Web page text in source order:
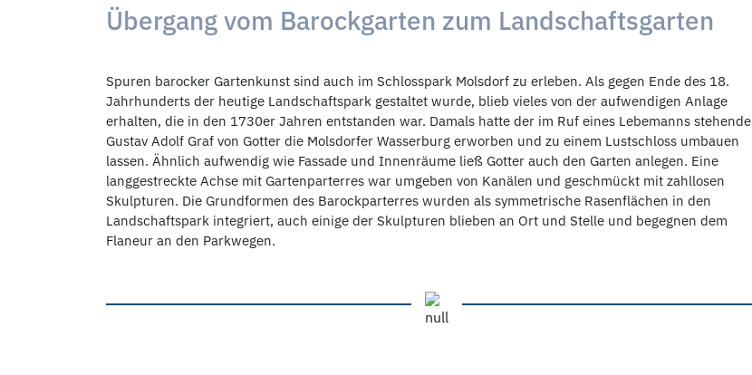
Übergang vom Barockgarten zum Landschaftsgarten
Spuren barocker Gartenkunst sind auch im Schlosspark Molsdorf zu erleben. Als gegen Ende des 18.
Jahrhunderts der heutige Landschaftspark gestaltet wurde, blieb vieles von der aufwendigen Anlage
erhalten, die in den 1730er Jahren entstanden war. Damals hatte der im Ruf eines Lebemanns stehende
Gustav Adolf Graf von Gotter die Molsdorfer Wasserburg erworben und zu einem Lustschloss umbauen
lassen. Ähnlich aufwendig wie Fassade und Innenräume ließ Gotter auch den Garten anlegen. Eine
langgestreckte Achse mit Gartenparterres war umgeben von Kanälen und geschmückt mit zahllosen
Skulpturen. Die Grundformen des Barockparterres wurden als symmetrische Rasenflächen in den
Landschaftspark integriert, auch einige der Skulpturen blieben an Ort und Stelle und begegnen dem
Flaneur an den Parkwegen.